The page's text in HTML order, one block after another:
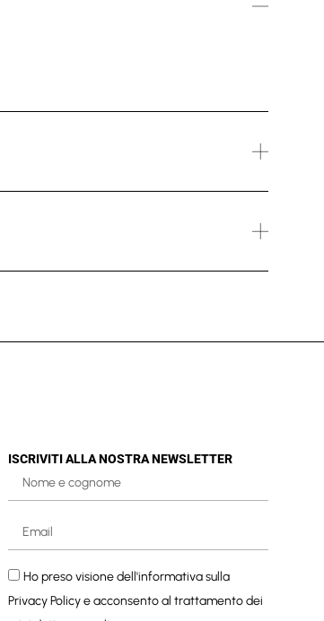
ISCRIVITI ALLA NOSTRA NEWSLETTER
Ho preso visione dell'informativa sulla
Privacy Policye acconsento al trattamento dei